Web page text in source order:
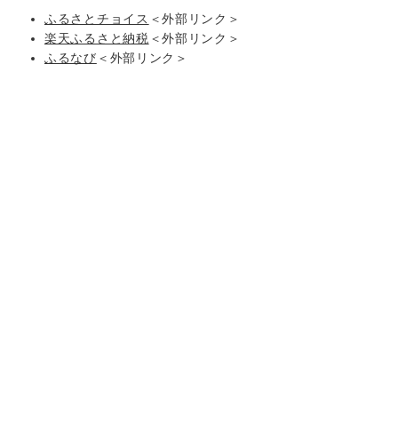
ふるさとチョイス ＜外部リンク＞
楽天ふるさと納税 ＜外部リンク＞
ふるなび ＜外部リンク＞